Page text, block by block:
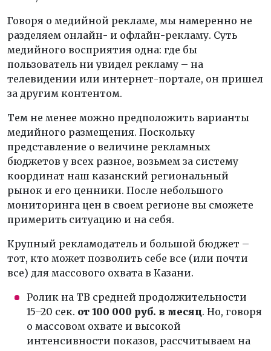
Говоря о медийной рекламе, мы намеренно не
разделяем онлайн- и офлайн-рекламу. Суть
медийного восприятия одна: где бы
пользователь ни увидел рекламу – на
телевидении или интернет-портале, он пришел
за другим контентом.
Тем не менее можно предположить варианты
медийного размещения. Поскольку
представление о величине рекламных
бюджетов у всех разное, возьмем за систему
координат наш казанский региональный
рынок и его ценники. После небольшого
мониторинга цен в своем регионе вы сможете
примерить ситуацию и на себя.
Крупный рекламодатель и большой бюджет –
тот, кто может позволить себе все (или почти
все) для массового охвата в Казани.
Ролик на ТВ средней продолжительности
15–20 сек. от 100 000 руб. в месяц. Но, говоря
о массовом охвате и высокой
интенсивности показов, рассчитываем на